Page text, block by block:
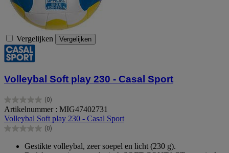
Vergelijken Vergelijken
Volleybal Soft play 230 - Casal Sport
(0)
0.0
van
de
5
Artikelnummer : MIG47402731
Volleybal Soft play 230 - Casal Sport
(0)
0.0
Gestikte volleybal, zeer soepel en licht (230 g).